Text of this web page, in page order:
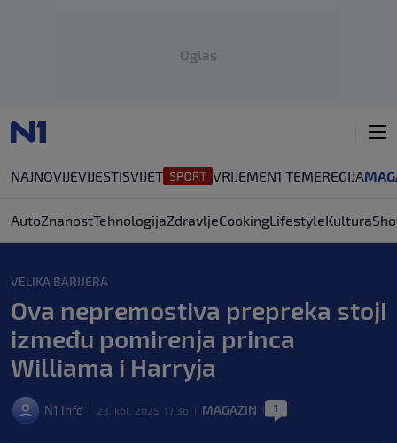
Oglas
NAJNOVIJEVIJESTISVIJET VRIJEMEN1 TEMEREGIJA
AutoZnanostTehnologijaZdravljeCookingLifestyleKultura
VELIKA BARIJERA
Ova nepremostiva prepreka stoji
između pomirenja princa
Williama i Harryja
N1 Info 23. kol. 2025. 17:36 MAGAZIN 1